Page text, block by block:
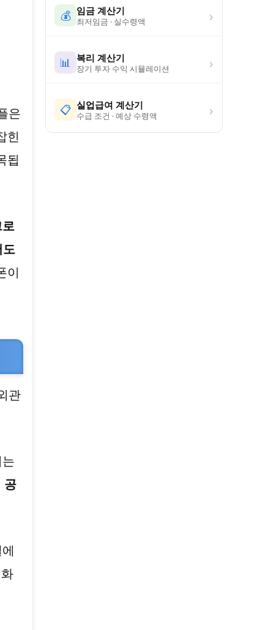
은
힌
됩
도
이
관
공
💰 임금 계산기
최저임금 · 실수령액 ›
📊 복리 계산기
장기 투자 수익 시뮬레이션 ›
📋 실업급여 계산기
수급 조건 · 예상 수령액 ›